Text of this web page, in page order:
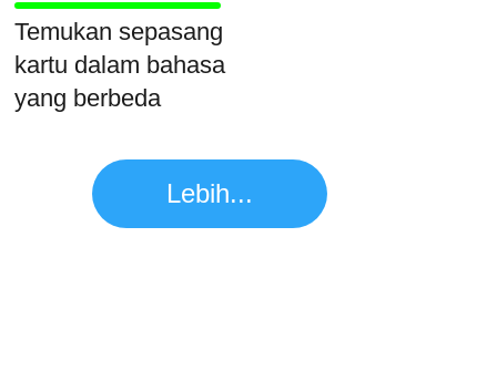
Temukan sepasang
kartu dalam bahasa
yang berbeda
Lebih...